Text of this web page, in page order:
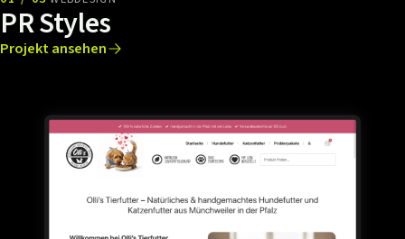
PR Styles
Projekt ansehen